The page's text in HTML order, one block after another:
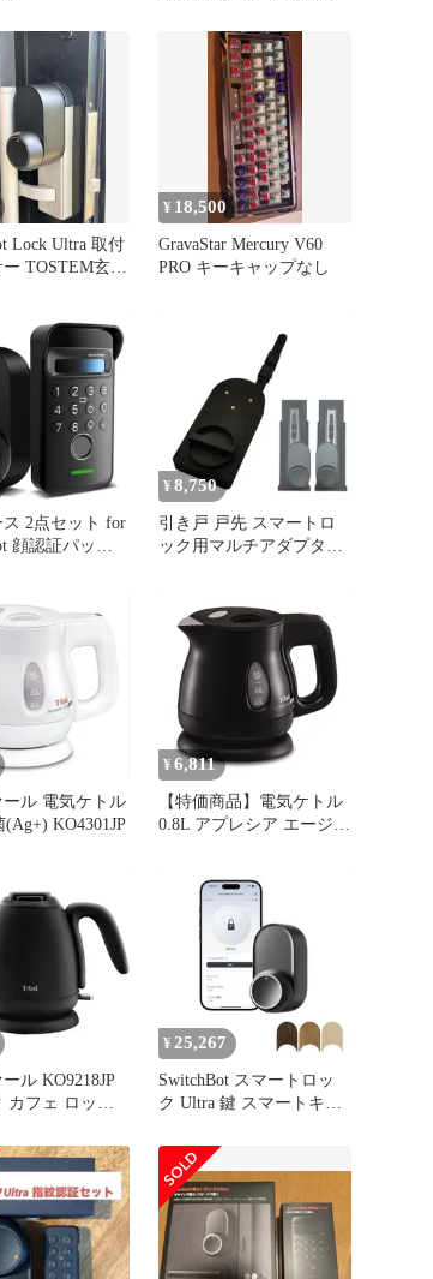
ロック ロックUltra
W5600000 シルバー
Lock Ultra 取付
TOSTEM玄関
¥ 18,500
GravaStar Mercury V60
PRO キーキャップなし
2点セット for
顔認証パッド
カバー 夜間視
面保護 柔らか
塵 無臭で 耐久
止 顔認証パッ
証 スイッチボ
¥ 8,750
引き戸 戸先 スマートロ
ック用マルチアダプター
ロックプロ ロックUltra
ロックウルトラ ロック
Lite ロックライト
CANDYHOUSE キャンデ
ィハウス セサミ SESAMI
SEe
ール 電気ケトル
(Ag+) KO4301JP
¥ 6,811
【特価商品】電気ケトル
0.8L アプレシア エージ
ンパクト オニキスブラッ
ク KO4308JP
ル KO9218JP
カフェ ロック
¥ 25,267
SwitchBot スマートロッ
ク Ultra 鍵 スマートキー
ック スマホで操作 Alexa
Google Home Siriに対応
遠隔対応 工事不要 取付
カンタン 後付け ブラッ
ク 防犯対策助成金あり